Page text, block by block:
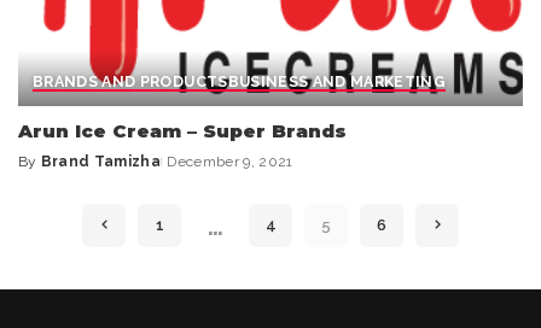
BRANDS AND PRODUCTSBUSINESS AND MARKETING
Arun Ice Cream – Super Brands
Posted
By Brand Tamizha December 9, 2021
1 … 4 5 6